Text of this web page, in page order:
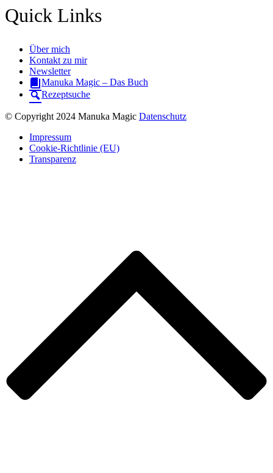
Quick Links
Über mich
Kontakt zu mir
Newsletter
Manuka Magic – Das Buch
Rezeptsuche
© Copyright 2024 Manuka Magic Datenschutz
Impressum
Cookie-Richtlinie (EU)
Transparenz